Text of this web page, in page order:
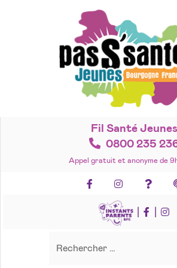
Fil Santé Jeunes
0800 235
Appel gratuit et anonyme de
FacebookInstagram